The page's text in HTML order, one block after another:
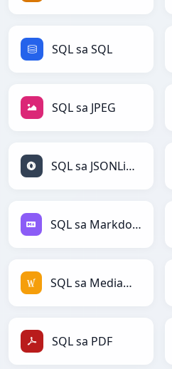
SQL sa SQL
SQL sa JPEG
SQL sa JSONLines
SQL sa Markdown
SQL sa MediaWiki
SQL sa PDF